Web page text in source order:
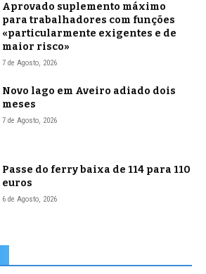
Aprovado suplemento máximo
para trabalhadores com funções
«particularmente exigentes e de
maior risco»
7 de Agosto, 2026
Novo lago em Aveiro adiado dois
meses
7 de Agosto, 2026
Passe do ferry baixa de 114 para 110
euros
6 de Agosto, 2026